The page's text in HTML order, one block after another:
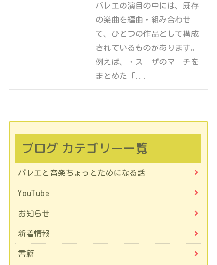
バレエの演目の中には、既存
の楽曲を編曲・組み合わせ
て、ひとつの作品として構成
されているものがあります。
例えば、・スーザのマーチを
まとめた「...
ブログ カテゴリー一覧
バレエと音楽ちょっとためになる話
YouTube
お知らせ
新着情報
書籍